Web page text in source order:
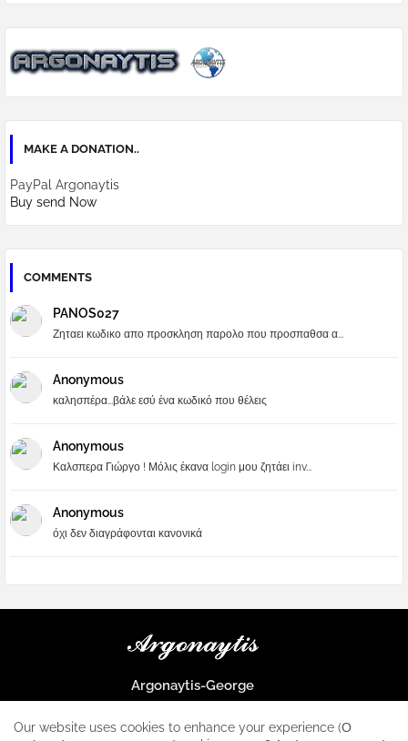
MAKE A DONATION..
PayPal Argonaytis
Buy send Now
COMMENTS
PANOS027
Ζηταει κωδικο απο προσκληση παρολο που προσπαθσα α...
Anonymous
καλησπέρα...βάλε εσύ ένα κωδικό που θέλεις
Anonymous
Καλσπερα Γιώργο ! Μόλις έκανα login μου ζητάει inv...
Anonymous
όχι δεν διαγράφονται κανονικά
Argonaytis-George
μοναδικός σταθμός για κάθε iphone
Our website uses cookies to enhance your experience (Ο